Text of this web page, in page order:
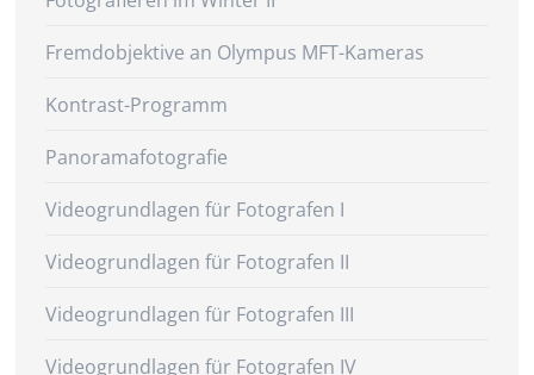
Fremdobjektive an Olympus MFT-Kameras
Kontrast-Programm
Panoramafotografie
Videogrundlagen für Fotografen I
Videogrundlagen für Fotografen II
Videogrundlagen für Fotografen III
Videogrundlagen für Fotografen IV